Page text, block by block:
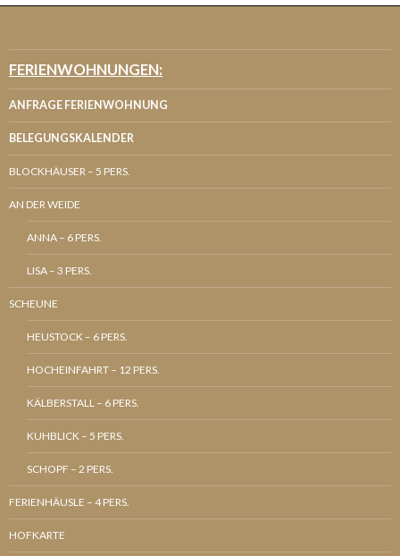
FERIENWOHNUNGEN:
ANFRAGE FERIENWOHNUNG
BELEGUNGSKALENDER
BLOCKHÄUSER – 5 PERS.
AN DER WEIDE
ANNA – 6 PERS.
LISA – 3 PERS.
SCHEUNE
HEUSTOCK – 6 PERS.
HOCHEINFAHRT – 12 PERS.
KÄLBERSTALL – 6 PERS.
KUHBLICK – 5 PERS.
SCHOPF – 2 PERS.
FERIENHÄUSLE – 4 PERS.
HOFKARTE